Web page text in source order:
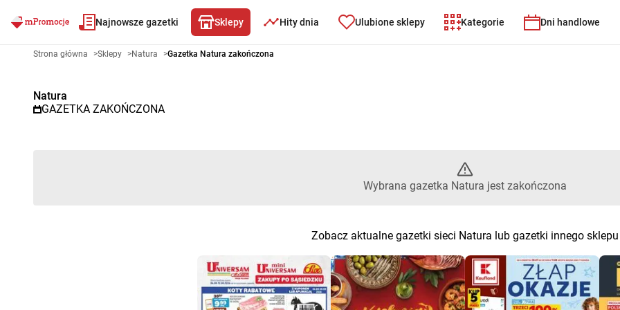
Najnowsze gazetki Sklepy Hity dnia Ulubione sklepy Kategorie Dni handlowe
Gazetka promocyjna Natura – Wybrana gazetka Natura jest
Strona główna >Sklepy >Natura >Gazetka Natura zakończona
Natura
GAZETKA ZAKOŃCZONA
Wybrana gazetka Natura jest zakończona
Zobacz aktualne gazetki sieci Natura lub gazetki innego sklepu